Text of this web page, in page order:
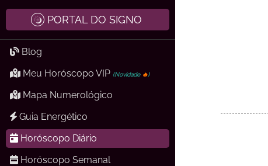
PORTAL DO SIGNO
Blog
Meu Horóscopo VIP (Novidade 🔥)
Mapa Numerológico
Guia Energético
Horóscopo Diário
Horóscopo Semanal